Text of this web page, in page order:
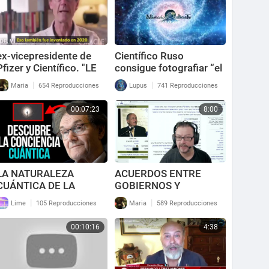
vicepresidente de
y Científico. "LE
ADVIRTIENDO
GOBIERNOS
DEL MUN
Maria | 654 Reproducciones
Científico Ruso
consigue fotografiar “el
alma” saliendo del
cuerpo
Lupus | 741 Reproducciones
00:07:23
NATURALEZA
DE LA
una
desde el
científico -
Roger Penrose.
Lime | 105 Reproducciones
8:00
ACUERDOS ENTRE
GOBIERNOS Y
EXTRATERRESTRES:
importante militar y
científico israelí.
Maria | 589 Reproducciones
00:10:16 4:38